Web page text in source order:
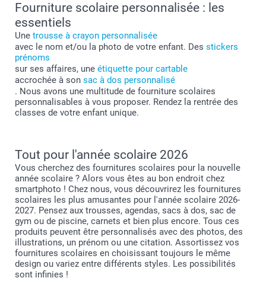
Fourniture scolaire personnalisée : les
essentiels
Une trousse à crayon personnalisée
avec le nom et/ou la photo de votre enfant. Des stickers
prénoms
sur ses affaires, une étiquette pour cartable
accrochée à son sac à dos personnalisé
. Nous avons une multitude de fourniture scolaires
personnalisables à vous proposer. Rendez la rentrée des
classes de votre enfant unique.
Tout pour l'année scolaire 2026
Vous cherchez des fournitures scolaires pour la nouvelle
année scolaire ? Alors vous êtes au bon endroit chez
smartphoto ! Chez nous, vous découvrirez les fournitures
scolaires les plus amusantes pour l'année scolaire 2026-
2027. Pensez aux trousses, agendas, sacs à dos, sac de
gym ou de piscine, carnets et bien plus encore. Tous ces
produits peuvent être personnalisés avec des photos, des
illustrations, un prénom ou une citation. Assortissez vos
fournitures scolaires en choisissant toujours le même
design ou variez entre différents styles. Les possibilités
sont infinies !